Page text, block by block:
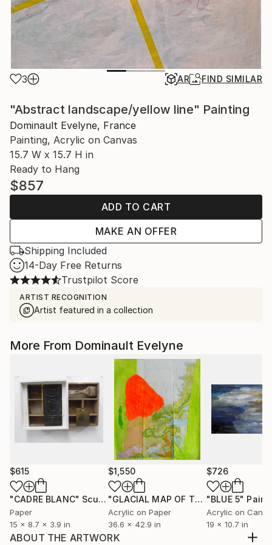
3 AR FIND SIMILAR
"Abstract landscape/yellow line" Painting
Dominault Evelyne, France
Painting, Acrylic on Canvas
15.7 W x 15.7 H in
Ready to Hang
$857
ADD TO CART
MAKE AN OFFER
Shipping Included
14-Day Free Returns
Trustpilot Score
ARTIST RECOGNITION
Artist featured in a collection
More From Dominault Evelyne
$615
"CADRE BLANC" Sculpture
Paper
15 x 8.7 x 3.9 in
$1,550
"GLACIAL MAP OF THE UNITED STATES - 1959 WEST HALF"
Acrylic on Paper
36.6 x 42.9 in
$726
"BLUE 5"
Acrylic on
19 x 10.7 in
ABOUT THE ARTWORK